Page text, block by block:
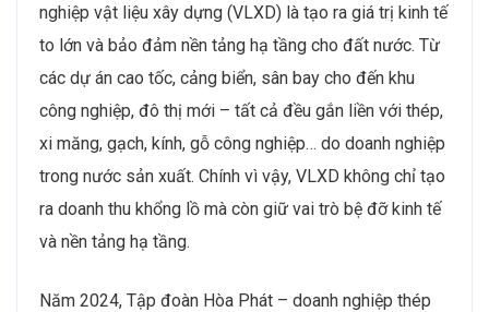
nghiệp vật liệu xây dựng (VLXD) là tạo ra giá trị kinh tế
to lớn và bảo đảm nền tảng hạ tầng cho đất nước. Từ
các dự án cao tốc, cảng biển, sân bay cho đến khu
công nghiệp, đô thị mới – tất cả đều gắn liền với thép,
xi măng, gạch, kính, gỗ công nghiệp… do doanh nghiệp
trong nước sản xuất. Chính vì vậy, VLXD không chỉ tạo
ra doanh thu khổng lồ mà còn giữ vai trò bệ đỡ kinh tế
và nền tảng hạ tầng.
Năm 2024, Tập đoàn Hòa Phát – doanh nghiệp thép